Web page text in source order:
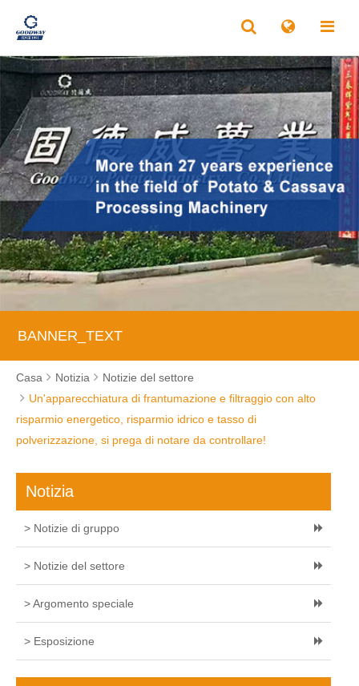
BANNER_TEXT
Casa Notizia
Notizie del settore
Un'apparecchiatura di frantumazione e filtraggio con alto
risparmio energetico, risparmio idrico e tasso di
polverizzazione, si prega di notare da controllare!​
Notizia
> Notizie di gruppo
> Notizie del settore
> Argomento speciale
> Esposizione